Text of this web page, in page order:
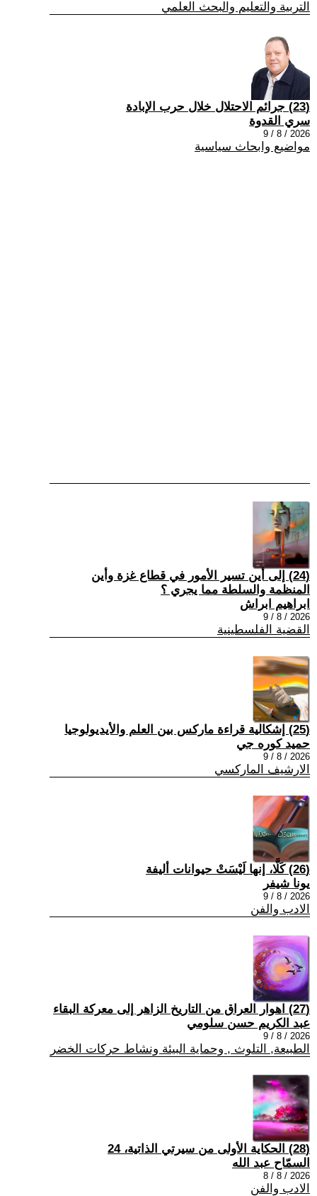
التربية والتعليم والبحث العلمي
(23) جرائم الاحتلال خلال حرب الإبادة
سري القدوة
2026 / 8 / 9
مواضيع وابحاث سياسية
(24) إلى أين تسير الأمور في قطاع غزة وأين
المنظمة والسلطة مما يجري ؟
ابراهيم ابراش
2026 / 8 / 9
القضية الفلسطينية
(25) إشكالية قراءة ماركس بين العلم والأيديولوجيا
حميد كوره جي
2026 / 8 / 9
الارشيف الماركسي
(26) كَلَّا، إنها لَيْسَتْ حيوانات أليفة
يونا شيفر
2026 / 8 / 9
الادب والفن
(27) اهوار العراق من التاريخ الزاهر إلى معركة البقاء
عبد الكريم حسن سلومي
2026 / 8 / 9
الطبيعة, التلوث , وحماية البيئة ونشاط حركات الخضر
(28) الحكاية الأولى من سيرتي الذاتية، 24
السمّاح عبد الله
2026 / 8 / 8
الادب والفن